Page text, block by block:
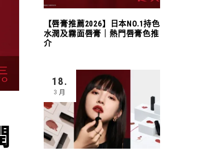
【唇膏推薦2026】日本NO.1持色
水潤及霧面唇膏｜熱門唇膏色推
介
18.
3 月